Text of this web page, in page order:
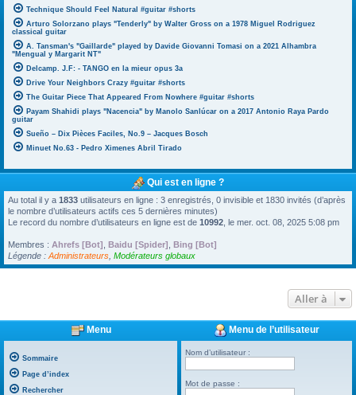
Technique Should Feel Natural #guitar #shorts
Arturo Solorzano plays "Tenderly" by Walter Gross on a 1978 Miguel Rodriguez
classical guitar
A. Tansman's "Gaillarde" played by Davide Giovanni Tomasi on a 2021 Alhambra
"Mengual y Margarit NT"
Delcamp. J.F: - TANGO en la mieur opus 3a
Drive Your Neighbors Crazy #guitar #shorts
The Guitar Piece That Appeared From Nowhere #guitar #shorts
Payam Shahidi plays "Nacencia" by Manolo Sanlúcar on a 2017 Antonio Raya Pardo
guitar
Sueño – Dix Pièces Faciles, No.9 – Jacques Bosch
Minuet No.63 - Pedro Ximenes Abril Tirado
Qui est en ligne ?
Au total il y a 1833 utilisateurs en ligne : 3 enregistrés, 0 invisible et 1830 invités (d’après
le nombre d’utilisateurs actifs ces 5 dernières minutes)
Le record du nombre d’utilisateurs en ligne est de 10992 , le mer. oct. 08, 2025 5:08 pm
Membres : Ahrefs [Bot] Baidu [Spider] Bing [Bot]
Légende : Administrateurs Modérateurs globaux
Aller à
Menu
Sommaire
Page d’index
Rechercher
Menu de l’utilisateur
Nom d’utilisateur :
Mot de passe :